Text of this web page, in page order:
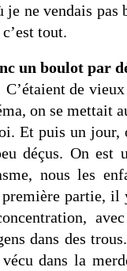
ne vendais pas
tout.
un boulot par
de
on se mettait
Et puis un jour,
déçus. On est
nous les
partie, il
dans des
dans la